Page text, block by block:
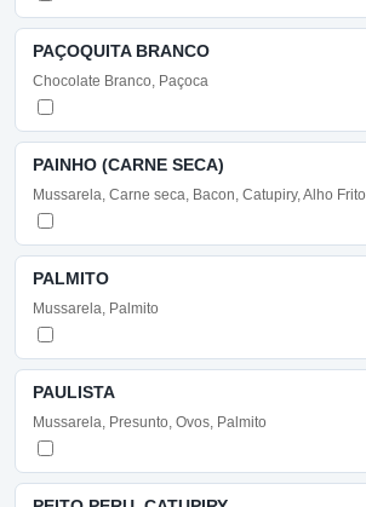
PAÇOQUITA BRANCO
Chocolate Branco, Paçoca
PAINHO (CARNE SECA)
Mussarela, Carne seca, Bacon, Catupiry, Alho Frito
PALMITO
Mussarela, Palmito
PAULISTA
Mussarela, Presunto, Ovos, Palmito